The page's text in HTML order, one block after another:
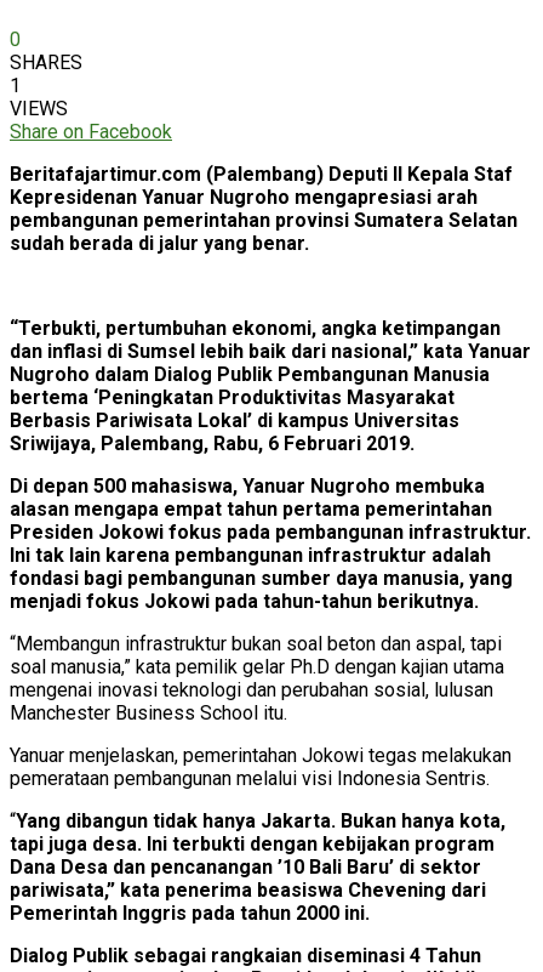
0
SHARES
1
VIEWS
Share on Facebook
Beritafajartimur.com (Palembang) Deputi II Kepala Staf
Kepresidenan Yanuar Nugroho mengapresiasi arah
pembangunan pemerintahan provinsi Sumatera Selatan
sudah berada di jalur yang benar.
“Terbukti, pertumbuhan ekonomi, angka ketimpangan
dan inflasi di Sumsel lebih baik dari nasional,” kata Yanuar
Nugroho dalam Dialog Publik Pembangunan Manusia
bertema ‘Peningkatan Produktivitas Masyarakat
Berbasis Pariwisata Lokal’ di kampus Universitas
Sriwijaya, Palembang, Rabu, 6 Februari 2019.
Di depan 500 mahasiswa, Yanuar Nugroho membuka
alasan mengapa empat tahun pertama pemerintahan
Presiden Jokowi fokus pada pembangunan infrastruktur.
Ini tak lain karena pembangunan infrastruktur adalah
fondasi bagi pembangunan sumber daya manusia, yang
menjadi fokus Jokowi pada tahun-tahun berikutnya.
“Membangun infrastruktur bukan soal beton dan aspal, tapi
soal manusia,” kata pemilik gelar Ph.D dengan kajian utama
mengenai inovasi teknologi dan perubahan sosial, lulusan
Manchester Business School itu.
Yanuar menjelaskan, pemerintahan Jokowi tegas melakukan
pemerataan pembangunan melalui visi Indonesia Sentris.
“Yang dibangun tidak hanya Jakarta. Bukan hanya kota,
tapi juga desa. Ini terbukti dengan kebijakan program
Dana Desa dan pencanangan ’10 Bali Baru’ di sektor
pariwisata,” kata penerima beasiswa Chevening dari
Pemerintah Inggris pada tahun 2000 ini.
Dialog Publik sebagai rangkaian diseminasi 4 Tahun